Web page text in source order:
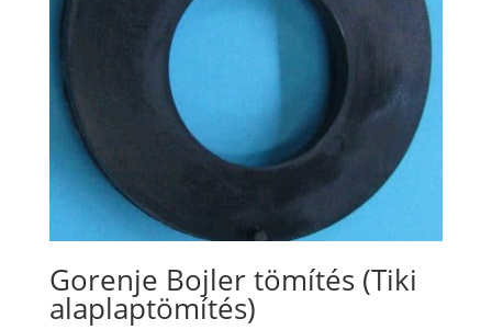
Gorenje Bojler tömítés (Tiki
alaplaptömítés)